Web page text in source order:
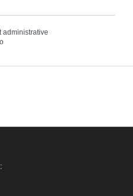
administrative